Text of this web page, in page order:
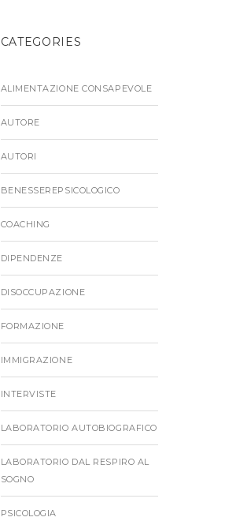
CATEGORIES
ALIMENTAZIONE CONSAPEVOLE
AUTORE
AUTORI
BENESSEREPSICOLOGICO
COACHING
DIPENDENZE
DISOCCUPAZIONE
FORMAZIONE
IMMIGRAZIONE
INTERVISTE
LABORATORIO AUTOBIOGRAFICO
LABORATORIO DAL RESPIRO AL
SOGNO
PSICOLOGIA